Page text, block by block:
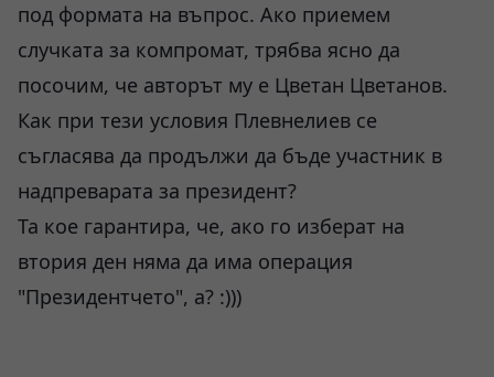
под формата на въпрос. Ако приемем
случката за компромат, трябва ясно да
посочим, че авторът му е Цветан Цветанов.
Как при тези условия Плевнелиев се
съгласява да продължи да бъде участник в
надпреварата за президент?
Та кое гарантира, че, ако го изберат на
втория ден няма да има операция
"Президентчето", а? :)))